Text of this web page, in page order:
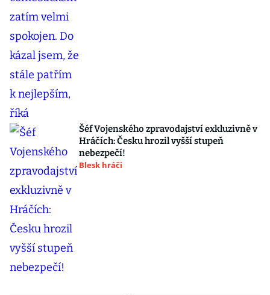
Šéf Vojenského zpravodajství exkluzivně v
Hráčích: Česku hrozil vyšší stupeň
nebezpečí!
Blesk hráči